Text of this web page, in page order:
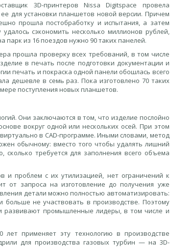
3D-принтеров Nissa Digitspace провела
для установки планшетов новой версии. Причем
прошла постобработку и испытания, а затем
сэкономить несколько миллионов рублей,
парк из 16 поездов нужно 90 таких панелей.
прошла проверку всех требований, в том числе
в печать после подготовки документации и
печать и покраска одной панели обошлась всего
дешевле в семь раз. Пока изготовлено 70 таких
поступления новых планшетов.
Они заключаются в том, что изделие послойно
вокруг одной или нескольких осей. При этом
в CAD-программе. Иными словами, метод
обычному: вместо того чтобы удалять лишний
сколько требуется для заполнения всего объема
и проблем с их утилизацией, нет ограничений к
от запроса на изготовление до получения уже
детали можно полностью автоматизировать:
не участвовать в производстве. Поэтому
развивают промышленные лидеры, в том числе и
применяет эту технологию в производстве
для производства газовых турбин — на 3D-